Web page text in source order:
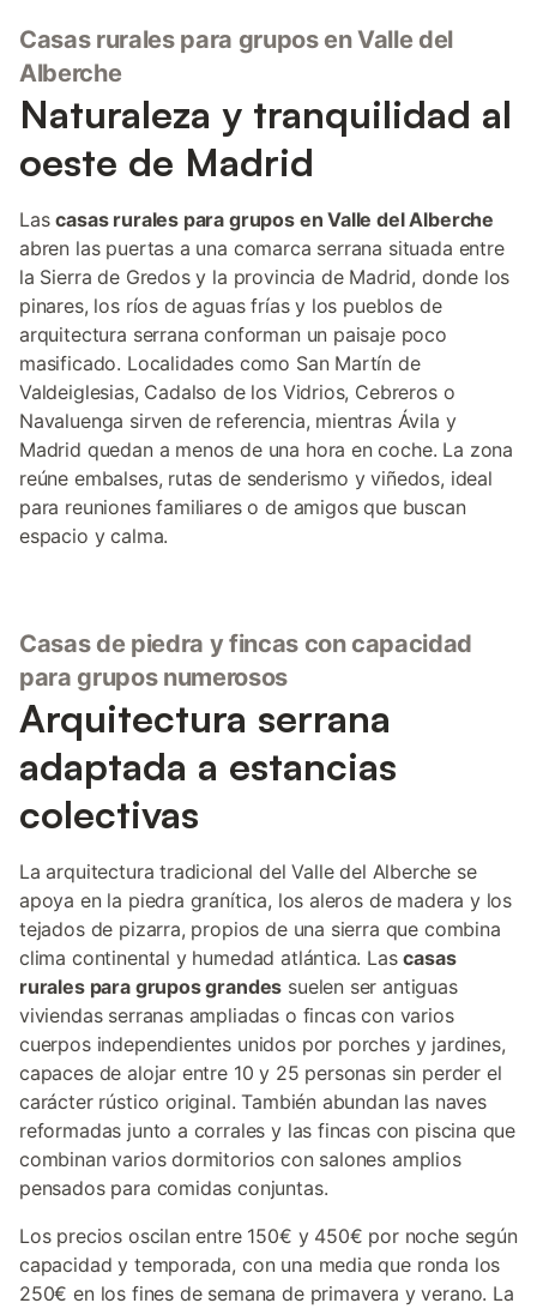
Casas rurales para grupos en Valle del
Alberche
Naturaleza y tranquilidad al
oeste de Madrid
Lascasas rurales para grupos en Valle del Alberche
abren las puertas a una comarca serrana situada entre
la Sierra de Gredos y la provincia de Madrid, donde los
pinares, los ríos de aguas frías y los pueblos de
arquitectura serrana conforman un paisaje poco
masificado. Localidades como San Martín de
Valdeiglesias, Cadalso de los Vidrios, Cebreros o
Navaluenga sirven de referencia, mientras Ávila y
Madrid quedan a menos de una hora en coche. La zona
reúne embalses, rutas de senderismo y viñedos, ideal
para reuniones familiares o de amigos que buscan
espacio y calma.
Casas de piedra y fincas con capacidad
para grupos numerosos
Arquitectura serrana
adaptada a estancias
colectivas
La arquitectura tradicional del Valle del Alberche se
apoya en la piedra granítica, los aleros de madera y los
tejados de pizarra, propios de una sierra que combina
clima continental y humedad atlántica. Lascasas
rurales para grupos grandes suelen ser antiguas
viviendas serranas ampliadas o fincas con varios
cuerpos independientes unidos por porches y jardines,
capaces de alojar entre 10 y 25 personas sin perder el
carácter rústico original. También abundan las naves
reformadas junto a corrales y las fincas con piscina que
combinan varios dormitorios con salones amplios
pensados para comidas conjuntas.
Los precios oscilan entre 150€ y 450€ por noche según
capacidad y temporada, con una media que ronda los
250€ en los fines de semana de primavera y verano. La